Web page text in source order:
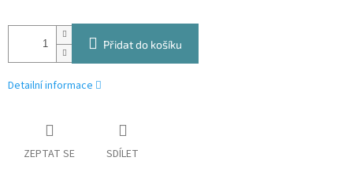
Přidat do košíku
Detailní informace
ZEPTAT SE SDÍLET